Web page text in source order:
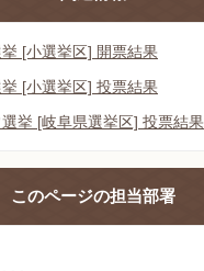
[小選挙区] 開票結果
[小選挙区] 投票結果
挙 [岐阜県選挙区] 投票結果
このページの担当部署